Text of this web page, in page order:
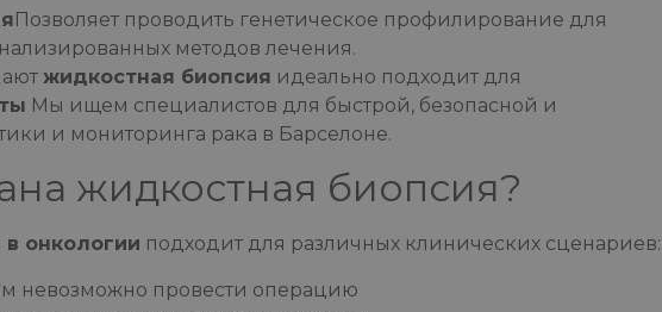
Позволяет проводить генетическое профилирование для
методов лечения.
жидкостная биопсия идеально подходит для
Мы ищем специалистов для быстрой, безопасной и
и мониторинга рака в Барселоне.
жидкостная биопсия?
онкологии подходит для различных клинических сценариев:
невозможно провести операцию